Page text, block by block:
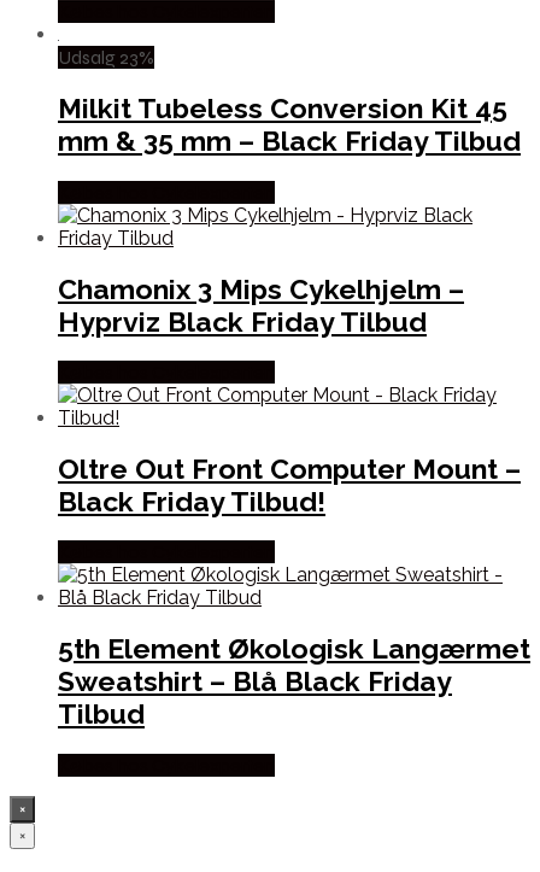
Udsalg 23%
Milkit Tubeless Conversion Kit 45
mm & 35 mm – Black Friday Tilbud
Chamonix 3 Mips Cykelhjelm –
Hyprviz Black Friday Tilbud
Oltre Out Front Computer Mount –
Black Friday Tilbud!
5th Element Økologisk Langærmet
Sweatshirt – Blå Black Friday
Tilbud
×
×